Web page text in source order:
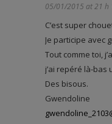
05/01/2015 at 21 h
C’est super
Je participe avec
Tout comme toi,
j’ai repéré là-bas
Des bisous.
Gwendoline